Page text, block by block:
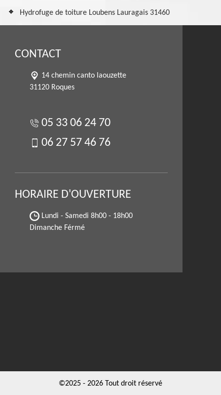
Hydrofuge de toiture Loubens Lauragais 31460
CONTACT
14 chemin canto laouzette
31120 Roques
05 33 06 24 70
06 27 57 46 76
HORAIRE D'OUVERTURE
Lundi - Samedi 8h00 - 18h00
Dimanche Férmé
©2025 - 2026 Tout droit réservé